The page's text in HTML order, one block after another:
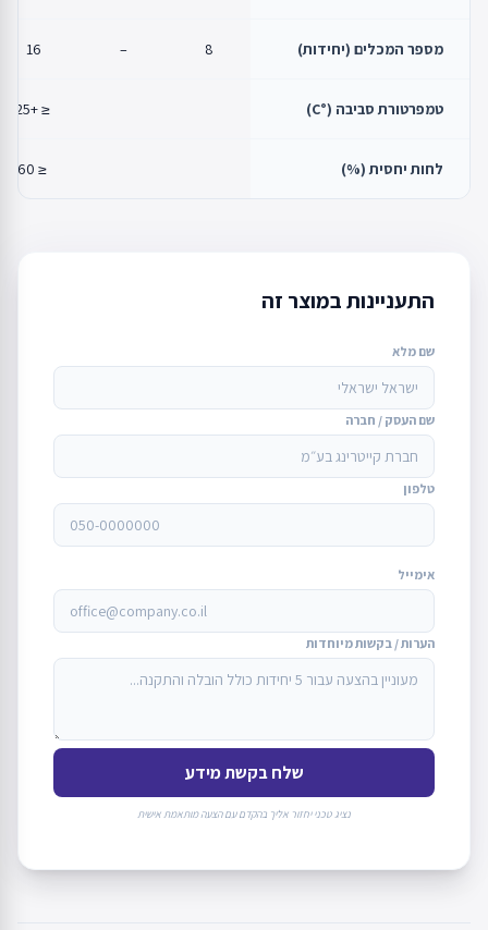
מספר המכלים (יחידות) 8
–
16
טמפרטורת סביבה (°C) ≤ +25
לחות יחסית (%) ≤ 60
התעניינות במוצר זה
שם מלא
שם העסק / חברה
טלפון
אימייל
הערות / בקשות מיוחדות
שלח בקשת מידע
נציג טכני יחזור אליך בהקדם עם הצעה מותאמת אישית